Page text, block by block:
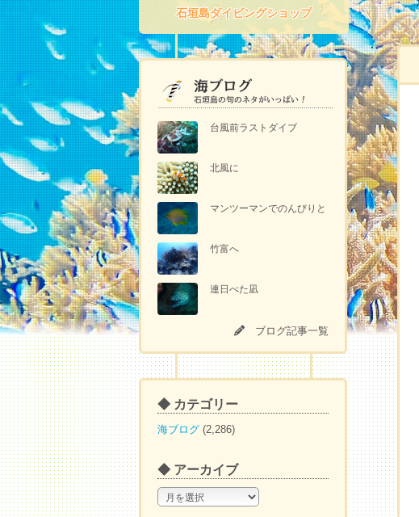
石垣島ダイビングショップ
台風前ラストダイブ
北風に
マンツーマンでのんびりと
竹富へ
連日べた凪
ブログ記事一覧
◆ カテゴリー
海ブログ (2,286)
◆ アーカイブ
◆
ア